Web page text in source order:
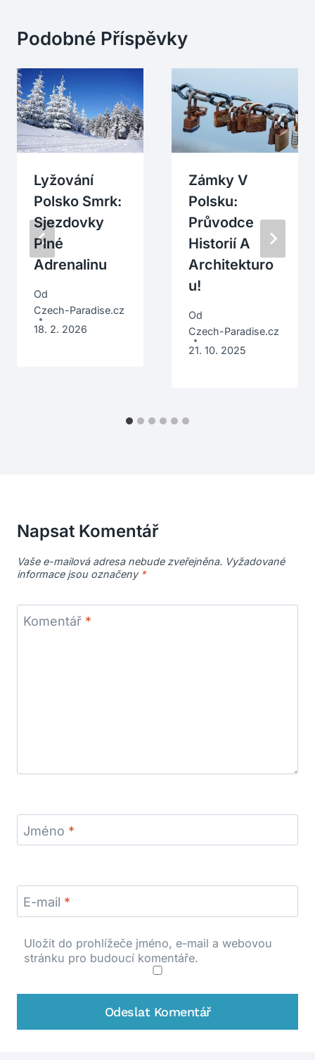
Podobné Příspěvky
Lyžování
Polsko Smrk:
Sjezdovky
Plné
Adrenalinu
Od
Czech-Paradise.cz
18. 2. 2026
Zámky V
Polsku:
Průvodce
Historií A
Architekturo
U!
Od
Czech-Paradise.cz
21. 10. 2025
Napsat Komentář
Vaše e-mailová adresa nebude zveřejněna. Vyžadované
informace jsou označeny *
Komentář *
Jméno *
E-mail *
Uložit do prohlížeče jméno, e-mail a webovou
stránku pro budoucí komentáře.